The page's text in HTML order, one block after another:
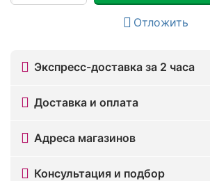
Отложить
Экспресс-доставка за 2 часа
Доставка и оплата
Адреса магазинов
Консультация и подбор